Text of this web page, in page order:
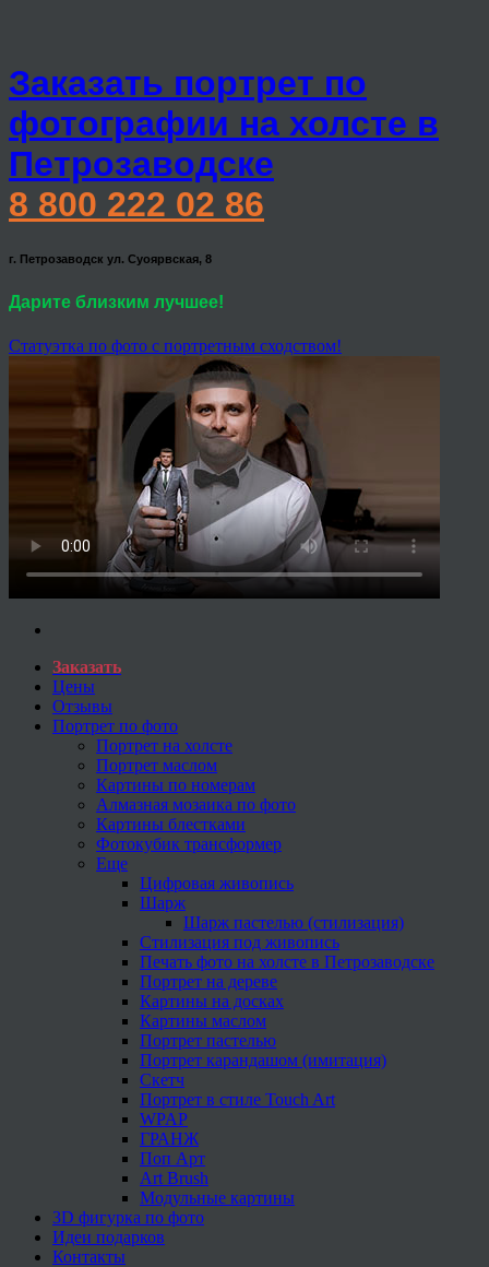
Заказать портрет по
фотографии на холсте в
Петрозаводске
8 800 222 02 86
г. Петрозаводск ул. Суоярвская, 8
Дарите близким лучшее!
Статуэтка по фото с портретным сходством!
Заказать
Цены
Отзывы
Портрет по фото
Портрет на холсте
Портрет маслом
Картины по номерам
Алмазная мозаика по фото
Картины блестками
Фотокубик трансформер
Еще
Цифровая живопись
Шарж
Шарж пастелью (стилизация)
Стилизация под живопись
Печать фото на холсте в Петрозаводске
Портрет на дереве
Картины на досках
Картины маслом
Портрет пастелью
Портрет карандашом (имитация)
Скетч
Портрет в стиле Touch Art
WPAP
ГРАНЖ
Поп Арт
Art Brush
Модульные картины
3D фигурка по фото
Идеи подарков
Контакты